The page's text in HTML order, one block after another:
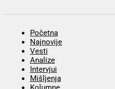
Početna
Najnovije
Vesti
Analize
Intervjui
Mišljenja